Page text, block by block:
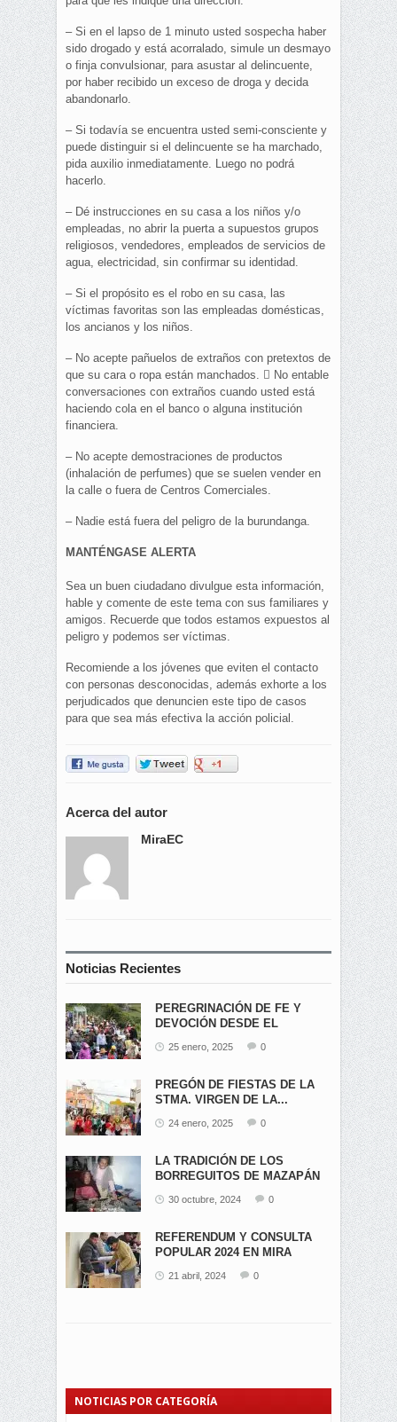
– Si en el lapso de 1 minuto usted sospecha haber
sido drogado y está acorralado, simule un desmayo
o finja convulsionar, para asustar al delincuente,
por haber recibido un exceso de droga y decida
abandonarlo.
– Si todavía se encuentra usted semi-consciente y
puede distinguir si el delincuente se ha marchado,
pida auxilio inmediatamente. Luego no podrá
hacerlo.
– Dé instrucciones en su casa a los niños y/o
empleadas, no abrir la puerta a supuestos grupos
religiosos, vendedores, empleados de servicios de
agua, electricidad, sin confirmar su identidad.
– Si el propósito es el robo en su casa, las
víctimas favoritas son las empleadas domésticas,
los ancianos y los niños.
– No acepte pañuelos de extraños con pretextos de
que su cara o ropa están manchados.  No entable
conversaciones con extraños cuando usted está
haciendo cola en el banco o alguna institución
financiera.
– No acepte demostraciones de productos
(inhalación de perfumes) que se suelen vender en
la calle o fuera de Centros Comerciales.
– Nadie está fuera del peligro de la burundanga.
MANTÉNGASE ALERTA
Sea un buen ciudadano divulgue esta información,
hable y comente de este tema con sus familiares y
amigos. Recuerde que todos estamos expuestos al
peligro y podemos ser víctimas.
Recomiende a los jóvenes que eviten el contacto
con personas desconocidas, además exhorte a los
perjudicados que denuncien este tipo de casos
para que sea más efectiva la acción policial.
Acerca del autor
MiraEC
Noticias Recientes
PEREGRINACIÓN DE FE Y
DEVOCIÓN DESDE EL
25 enero, 2025 0
PREGÓN DE FIESTAS DE LA
STMA. VIRGEN DE LA...
24 enero, 2025 0
LA TRADICIÓN DE LOS
BORREGUITOS DE MAZAPÁN
30 octubre, 2024 0
REFERENDUM Y CONSULTA
POPULAR 2024 EN MIRA
21 abril, 2024 0
NOTICIAS POR CATEGORÍA